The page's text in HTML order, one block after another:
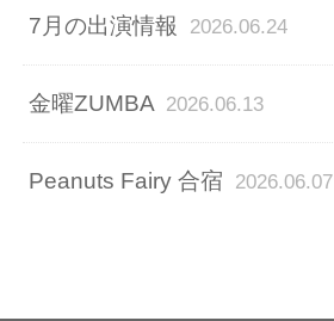
7月の出演情報 2026.06.24
金曜ZUMBA 2026.06.13
Peanuts Fairy 合宿 2026.06.07